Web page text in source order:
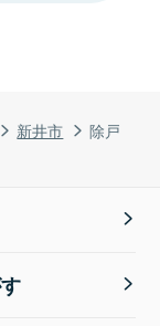
新井市 除戸